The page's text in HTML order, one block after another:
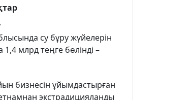
су бұру жүйелерін
1,4 млрд теңге бөлінді –
бизнесін ұйымдастырған
экстрадицияланды